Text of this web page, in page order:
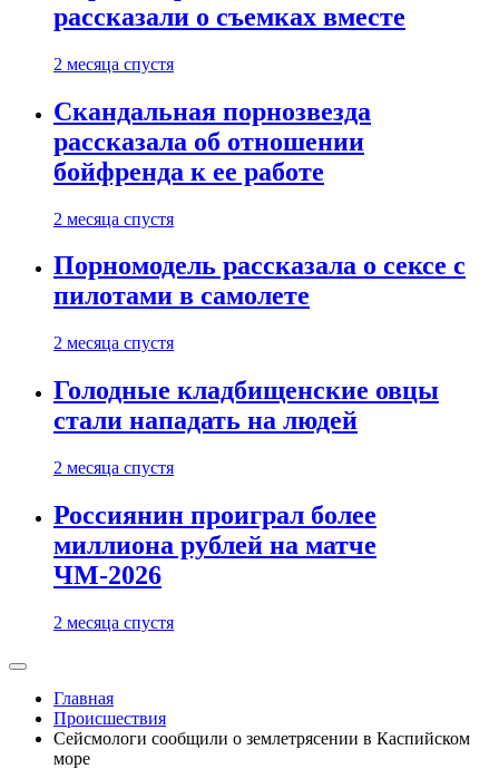
рассказали о съемках вместе
2 месяца спустя
Скандальная порнозвезда
рассказала об отношении
бойфренда к ее работе
2 месяца спустя
Порномодель рассказала о сексе с
пилотами в самолете
2 месяца спустя
Голодные кладбищенские овцы
стали нападать на людей
2 месяца спустя
Россиянин проиграл более
миллиона рублей на матче
ЧМ-2026
2 месяца спустя
Главная
Происшествия
Сейсмологи сообщили о землетрясении в Каспийском
море